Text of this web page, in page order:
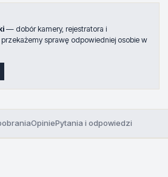
— dobór kamery, rejestratora i
sprawę odpowiedniej osobie w
OpiniePytania i odpowiedzi